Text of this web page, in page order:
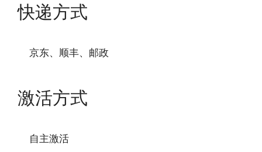
快递方式
京东、顺丰、邮政
激活方式
自主激活